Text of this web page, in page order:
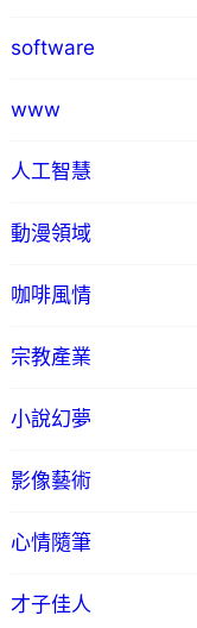
software
www
人工智慧
動漫領域
咖啡風情
宗教產業
小說幻夢
影像藝術
心情隨筆
才子佳人